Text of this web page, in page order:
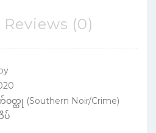
Reviews (0)
ဝတ္ထု (Southern Noir/Crime)
ပ်